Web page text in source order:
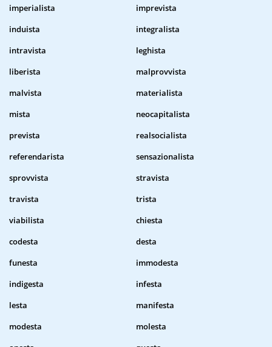
imperialista
imprevista
induista
integralista
intravista
leghista
liberista
malprovvista
malvista
materialista
mista
neocapitalista
prevista
realsocialista
referendarista
sensazionalista
sprovvista
stravista
travista
trista
viabilista
chiesta
codesta
desta
funesta
immodesta
indigesta
infesta
lesta
manifesta
modesta
molesta